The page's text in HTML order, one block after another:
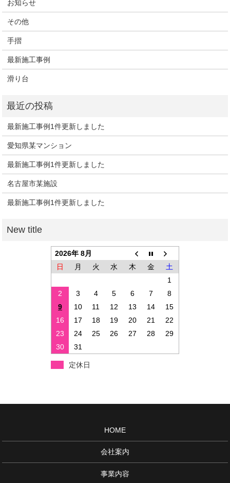
お知らせ
その他
手摺
最新施工事例
滑り台
最新施工事例1件更新しました
愛知県某マンション
最新施工事例1件更新しました
名古屋市某施設
最新施工事例1件更新しました
2026年 8月
日
月 火 水 木 金
土
1
2
3 4 5 6 7
8
9
10 11 12 13 14
15
16
17 18 19 20 21
22
23
24 25 26 27 28
29
30
31
定休日
HOME
会社案内
事業内容